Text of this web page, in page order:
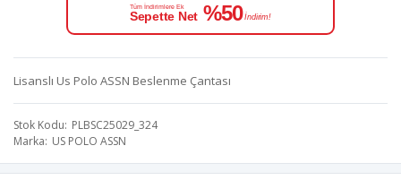
Tüm İndirimlere Ek
Sepette Net %50 İndirim!
Lisanslı Us Polo ASSN Beslenme Çantası
Stok Kodu PLBSC25029_324
Marka US POLO ASSN